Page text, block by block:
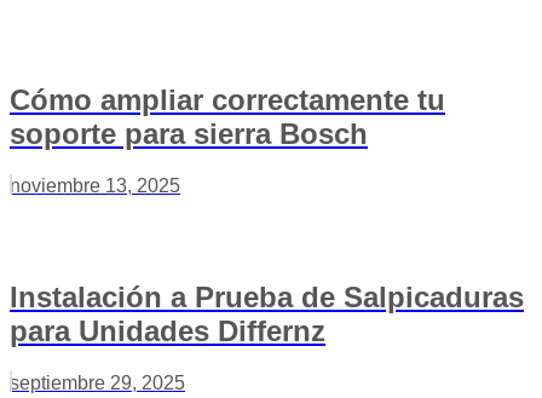
Cómo ampliar correctamente tu
soporte para sierra Bosch
noviembre 13, 2025
Instalación a Prueba de Salpicaduras
para Unidades Differnz
septiembre 29, 2025